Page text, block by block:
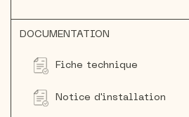
DOCUMENTATION
Fiche technique
Notice d'installation